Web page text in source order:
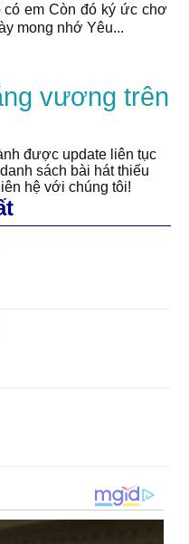
có em Còn đó ký ức chơ
mong nhớ Yêu...
vương trên
được update liên tục
sách bài hát thiếu
hệ với chúng tôi!